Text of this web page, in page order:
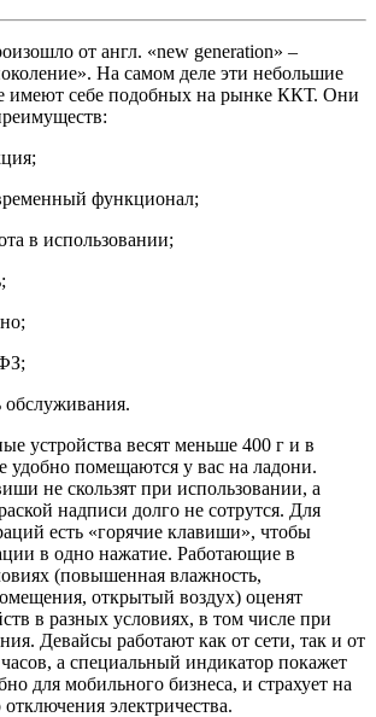
от англ. «new generation» –
На самом деле эти небольшие
имеют себе подобных на рынке ККТ. Они
функционал;
в использовании;
обслуживания.
устройства весят меньше 400 г и в
удобно помещаются у вас на ладони.
не скользят при использовании, а
надписи долго не сотрутся. Для
есть «горячие клавиши», чтобы
в одно нажатие. Работающие в
(повышенная влажность,
открытый воздух) оценят
в разных условиях, в том числе при
Девайсы работают как от сети, так и от
а специальный индикатор покажет
для мобильного бизнеса, и страхует на
электричества.